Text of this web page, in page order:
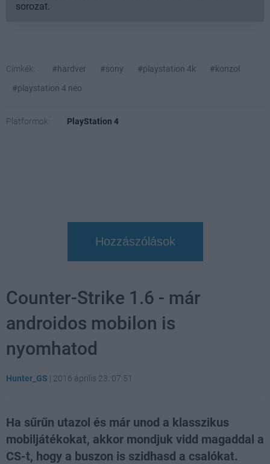
sorozat.
Címkék: #hardver #sony #playstation 4k
#konzol
#playstation 4 neo
Platformok: PlayStation 4
Hozzászólások
Counter-Strike 1.6 - már
androidos mobilon is
nyomhatod
Hunter_GS | 2016 április 23. 07:51
Ha sűrűn utazol és már unod a klasszikus
mobiljátékokat, akkor mondjuk vidd magaddal a
CS-t, hogy a buszon is szidhasd a csalókat.